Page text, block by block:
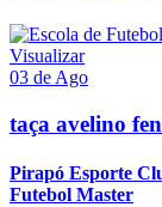
Visualizar
03 de Ago
taça avelino
Pirapó Esporte
Futebol Master